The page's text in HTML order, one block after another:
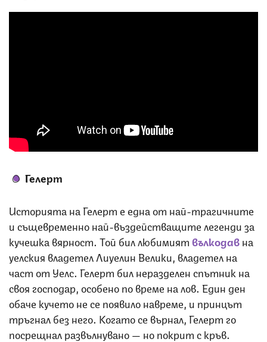
Гелерт
Историята на Гелерт е една от най-трагичните
и същевременно най-въздействащите легенди за
кучешка вярност. Той бил любимият вълкодавна
уелския владетел Лиуелин Велики, владетел на
част от Уелс. Гелерт бил неразделен спътник на
своя господар, особено по време на лов. Един ден
обаче кучето не се появило навреме, и принцът
тръгнал без него. Когато се върнал, Гелерт го
посрещнал развълнувано — но покрит с кръв.